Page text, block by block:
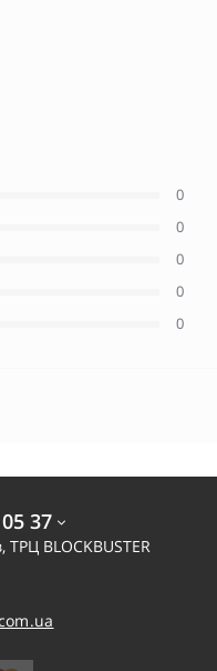
0
0
0
0
0
37
ТРЦ BLOCKBUSTER